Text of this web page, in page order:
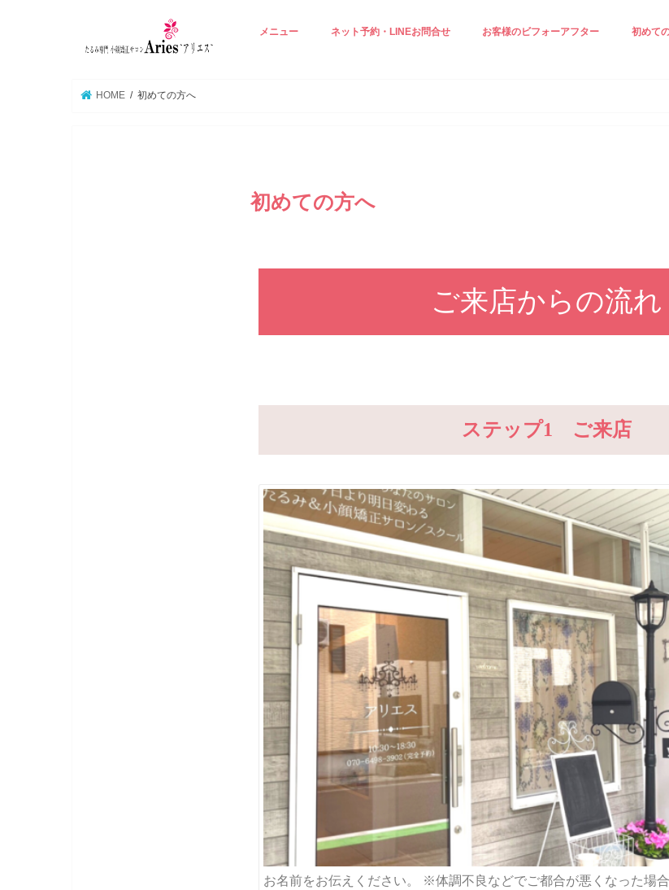
メニュー ネット予約・LINEお問合せ お客様のビフォーアフター 初めて
HOME 初めての方へ
初めての方へ
ご来店からの流れ
ステップ1 ご来店
お名前をお伝えください。 ※体調不良などでご都合が悪くなった場